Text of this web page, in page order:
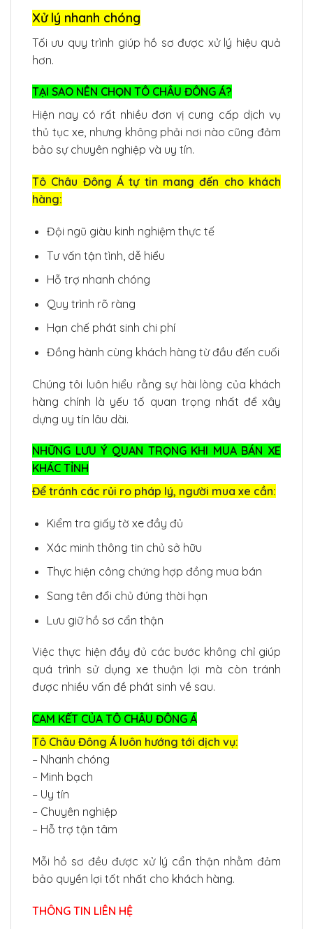
Xử lý nhanh chóng
Tối ưu quy trình giúp hồ sơ được xử lý hiệu quả
hơn.
TẠI SAO NÊN CHỌN TÔ CHÂU ĐÔNG Á?
Hiện nay có rất nhiều đơn vị cung cấp dịch vụ
thủ tục xe, nhưng không phải nơi nào cũng đảm
bảo sự chuyên nghiệp và uy tín.
Tô Châu Đông Á tự tin mang đến cho khách
hàng:
Đội ngũ giàu kinh nghiệm thực tế
Tư vấn tận tình, dễ hiểu
Hỗ trợ nhanh chóng
Quy trình rõ ràng
Hạn chế phát sinh chi phí
Đồng hành cùng khách hàng từ đầu đến cuối
Chúng tôi luôn hiểu rằng sự hài lòng của khách
hàng chính là yếu tố quan trọng nhất để xây
dựng uy tín lâu dài.
NHỮNG LƯU Ý QUAN TRỌNG KHI MUA BÁN XE
KHÁC TỈNH
Để tránh các rủi ro pháp lý, người mua xe cần:
Kiểm tra giấy tờ xe đầy đủ
Xác minh thông tin chủ sở hữu
Thực hiện công chứng hợp đồng mua bán
Sang tên đổi chủ đúng thời hạn
Lưu giữ hồ sơ cẩn thận
Việc thực hiện đầy đủ các bước không chỉ giúp
quá trình sử dụng xe thuận lợi mà còn tránh
được nhiều vấn đề phát sinh về sau.
CAM KẾT CỦA TÔ CHÂU ĐÔNG Á
Tô Châu Đông Á luôn hướng tới dịch vụ:
– Nhanh chóng
– Minh bạch
– Uy tín
– Chuyên nghiệp
– Hỗ trợ tận tâm
Mỗi hồ sơ đều được xử lý cẩn thận nhằm đảm
bảo quyền lợi tốt nhất cho khách hàng.
THÔNG TIN LIÊN HỆ